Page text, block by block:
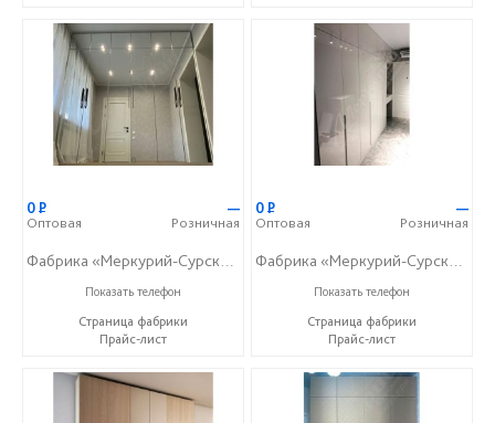
0Р
Оптовая
—
Розничная
Фабрика «Меркурий-Сурский»
+7 (8415) 73-05-06
Показать телефон
Страница фабрики
Прайс-лист
0Р
Оптовая
—
Розничная
Фабрика «Меркурий-Сурский»
+7 (8415) 73-05-06
Показать телефон
Страница фабрики
Прайс-лист